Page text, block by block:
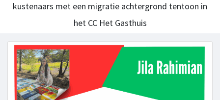
kustenaars met een migratie achtergrond tentoon in
het CC Het Gasthuis